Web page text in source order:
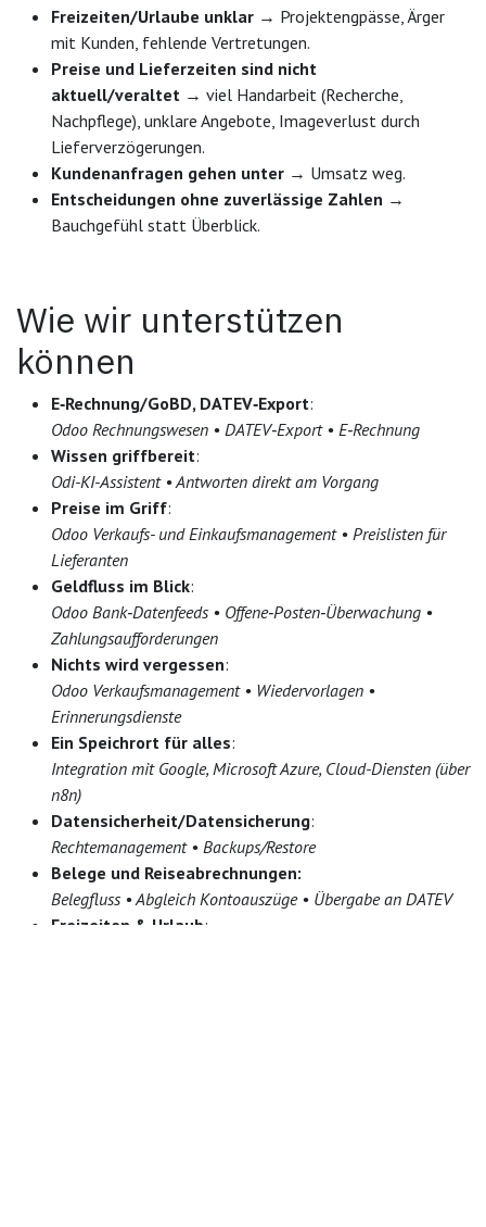
Freizeiten/Urlaube unklar → Projektengpässe, Ärger
mit Kunden, fehlende Vertretungen.
Preise und Lieferzeiten sind nicht
aktuell/veraltet → viel Handarbeit (Recherche,
Nachpflege), unklare Angebote, Imageverlust durch
Lieferverzögerungen.
Kundenanfragen gehen unter → Umsatz weg.
Entscheidungen ohne zuverlässige Zahlen →
Bauchgefühl statt Überblick.
Wie wir unterstützen
können
E‑Rechnung/GoBD, DATEV‑Export:
Odoo Rechnungswesen • DATEV‑Export • E‑Rechnung
Wissen griffbereit:
Odi-KI-Assistent • Antworten direkt am Vorgang
Preise im Griff:
Odoo Verkaufs- und Einkaufsmanagement • Preislisten für
Lieferanten
Geldfluss im Blick:
Odoo Bank‑Datenfeeds • Offene‑Posten‑Überwachung •
Zahlungsaufforderungen
Nichts wird vergessen:
Odoo Verkaufsmanagement • Wiedervorlagen •
Erinnerungsdienste
Ein Speichrort für alles:
Integration mit Google, Microsoft Azure, Cloud-Diensten (über
n8n)
Datensicherheit/Datensicherung:
Rechtemanagement • Backups/Restore
Belege und Reiseabrechnungen:
Belegfluss • Abgleich Kontoauszüge • Übergabe an DATEV
Freizeiten & Urlaub: